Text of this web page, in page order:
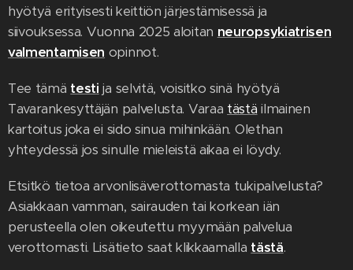
hyötyä erityisesti keittiön järjestämisessä ja
siivouksessa. Vuonna 2025 aloitan neuropsykiatrisen
valmentamisen opinnot.
Tee tämä testi ja selvitä, voisitko sinä hyötyä
Tavarankesyttäjän palvelusta. Varaa tästä ilmainen
kartoitus joka ei sido sinua mihinkään. Olethan
yhteydessä jos sinulle mieleistä aikaa ei löydy.
Etsitkö tietoa arvonlisäverottomasta tukipalvelusta?
Asiakkaan vamman, sairauden tai korkean iän
perusteella olen oikeutettu myymään palvelua
verottomasti. Lisätieto saat klikkaamalla tästä.